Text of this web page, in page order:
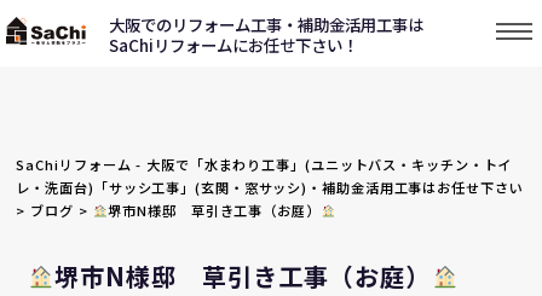
大阪でのリフォーム工事・補助金活用工事は
SaChiリフォームにお任せ下さい！
SaChiリフォーム - 大阪で「水まわり工事」(ユニットバス・キッチン・トイ
レ・洗面台)「サッシ工事」(玄関・窓サッシ)・補助金活用工事はお任せ下さい
> ブログ > 堺市N様邸 草引き工事（お庭）
堺市N様邸 草引き工事（お庭）